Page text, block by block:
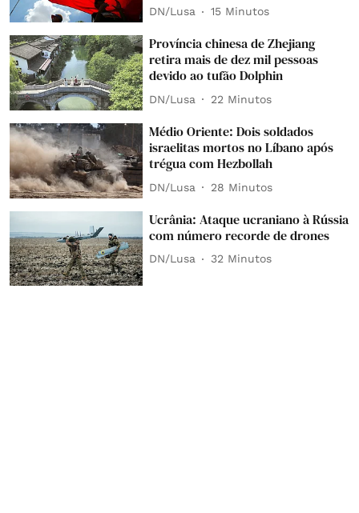
DN/Lusa 15 Minutos
Província chinesa de Zhejiang
retira mais de dez mil pessoas
devido ao tufão Dolphin
DN/Lusa 22 Minutos
Médio Oriente: Dois soldados
israelitas mortos no Líbano após
trégua com Hezbollah
DN/Lusa 28 Minutos
Ucrânia: Ataque ucraniano à Rússia
com número recorde de drones
DN/Lusa 32 Minutos